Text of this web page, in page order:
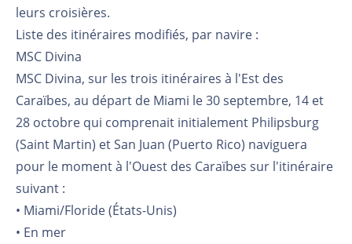
leurs croisières.
Liste des itinéraires modifiés, par navire :
MSC Divina
MSC Divina, sur les trois itinéraires à l'Est des
Caraïbes, au départ de Miami le 30 septembre, 14 et
28 octobre qui comprenait initialement Philipsburg
(Saint Martin) et San Juan (Puerto Rico) naviguera
pour le moment à l'Ouest des Caraïbes sur l'itinéraire
suivant :
• Miami/Floride (États-Unis)
• En mer